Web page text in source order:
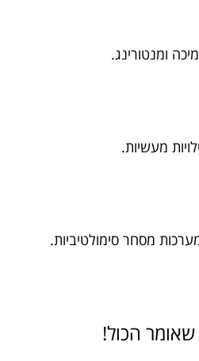
ומנטורינג.
מעשיות.
מסחר סימולטיביות.
שאומר הכול!